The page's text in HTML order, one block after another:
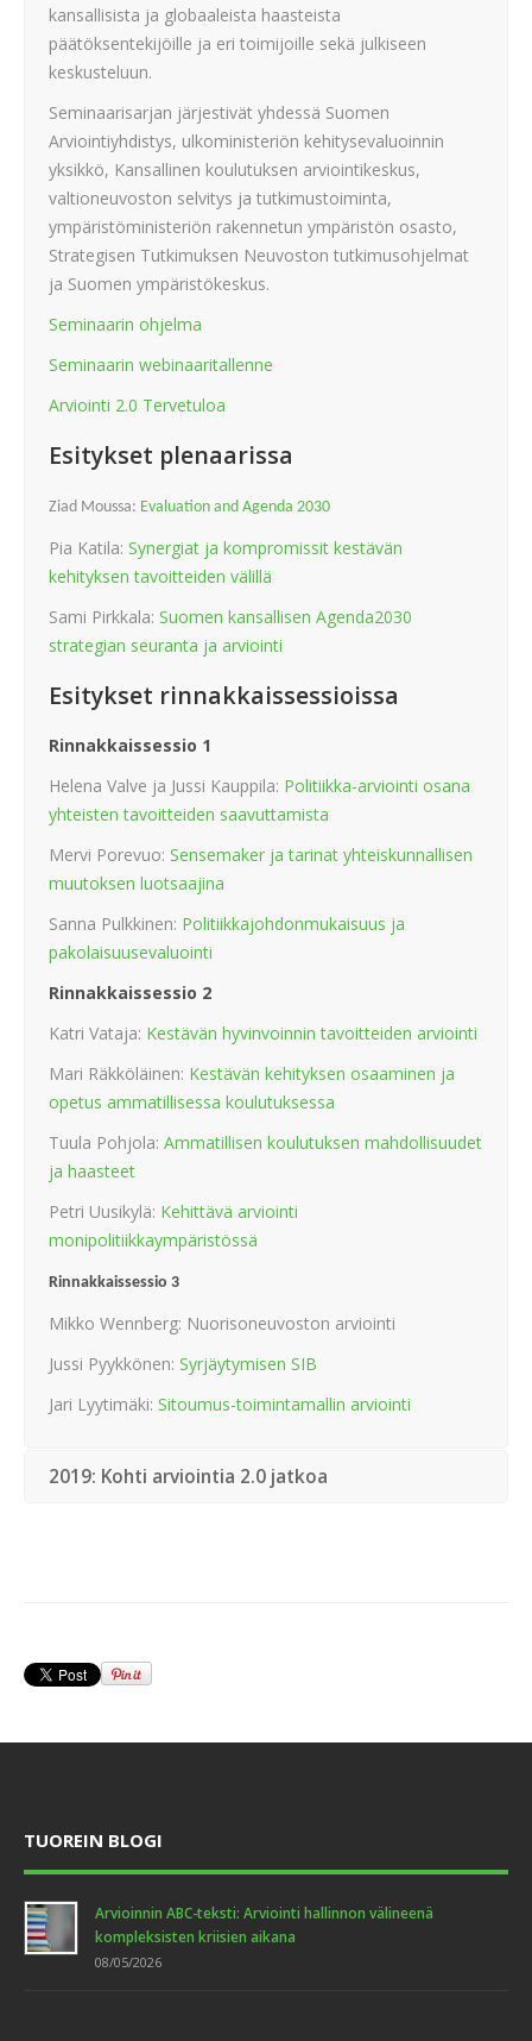
kansallisista ja globaaleista haasteista
päätöksentekijöille ja eri toimijoille sekä julkiseen
keskusteluun.
Seminaarisarjan järjestivät yhdessä Suomen
Arviointiyhdistys, ulkoministeriön kehitysevaluoinnin
yksikkö, Kansallinen koulutuksen arviointikeskus,
valtioneuvoston selvitys ja tutkimustoiminta,
ympäristöministeriön rakennetun ympäristön osasto,
Strategisen Tutkimuksen Neuvoston tutkimusohjelmat
ja Suomen ympäristökeskus.
Seminaarin ohjelma
Seminaarin webinaaritallenne
Arviointi 2.0 Tervetuloa
Esitykset plenaarissa
Ziad Moussa: Evaluation and Agenda 2030
Pia Katila: Synergiat ja kompromissit kestävän
kehityksen tavoitteiden välillä
Sami Pirkkala: Suomen kansallisen Agenda2030
strategian seuranta ja arviointi
Esitykset rinnakkaissessioissa
Rinnakkaissessio 1
Helena Valve ja Jussi Kauppila: Politiikka-arviointi osana
yhteisten tavoitteiden saavuttamista
Mervi Porevuo: Sensemaker ja tarinat yhteiskunnallisen
muutoksen luotsaajina
Sanna Pulkkinen: Politiikkajohdonmukaisuus ja
pakolaisuusevaluointi
Rinnakkaissessio 2
Katri Vataja: Kestävän hyvinvoinnin tavoitteiden arviointi
Mari Räkköläinen: Kestävän kehityksen osaaminen ja
opetus ammatillisessa koulutuksessa
Tuula Pohjola: Ammatillisen koulutuksen mahdollisuudet
ja haasteet
Petri Uusikylä: Kehittävä arviointi
monipolitiikkaympäristössä
Rinnakkaissessio 3
Mikko Wennberg: Nuorisoneuvoston arviointi
Jussi Pyykkönen: Syrjäytymisen SIB
Jari Lyytimäki: Sitoumus-toimintamallin arviointi
2019: Kohti arviointia 2.0 jatkoa
TUOREIN BLOGI
Arvioinnin ABC-teksti: Arviointi hallinnon välineenä
kompleksisten kriisien aikana
08/05/2026